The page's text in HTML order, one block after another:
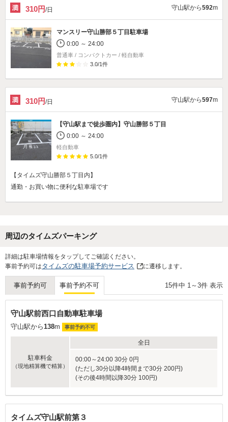
310円/日 守山駅から592m
マンスリー守山勝部５丁目駐車場
0:00 ～ 24:00
普通車 / コンパクトカー / 軽自動車
3.0/1件
310円/日 守山駅から597m
【守山駅まで徒歩圏内】 守山勝部５丁目
0:00 ～ 24:00
軽自動車
5.0/1件
【タイムズ守山勝部５丁目内】
通勤・お買い物に便利な駐車場です
周辺のタイムズパーキング
詳細は駐車場情報をタップしてご確認ください。
事前予約可はタイムズの駐車場予約サービス に遷移します。
事前予約可 事前予約不可 15件中 1 ～ 3件 表示
守山駅前西口自動車駐車場
守山駅から138m 事前予約不可
駐車料金
（現地精算機で精算）
全日
00:00～24:00 30分 0円
(ただし30分以降4時間まで30分 200円)
(その後4時間以降30分 100円)
タイムズ守山駅前第３